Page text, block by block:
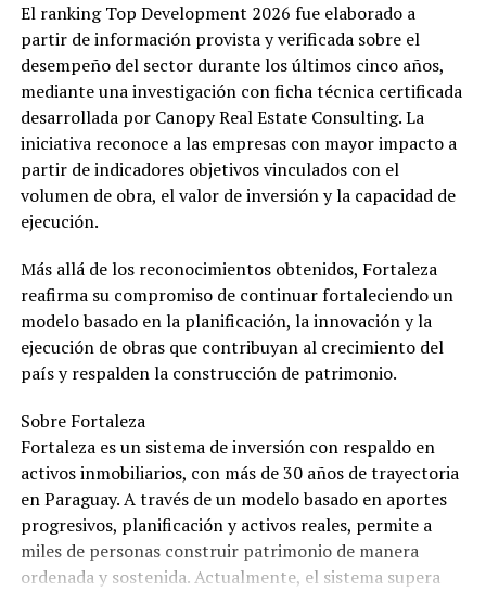
El ranking Top Development 2026 fue elaborado a
partir de información provista y verificada sobre el
desempeño del sector durante los últimos cinco años,
mediante una investigación con ficha técnica certificada
desarrollada por Canopy Real Estate Consulting. La
iniciativa reconoce a las empresas con mayor impacto a
partir de indicadores objetivos vinculados con el
volumen de obra, el valor de inversión y la capacidad de
ejecución.
Más allá de los reconocimientos obtenidos, Fortaleza
reafirma su compromiso de continuar fortaleciendo un
modelo basado en la planificación, la innovación y la
ejecución de obras que contribuyan al crecimiento del
país y respalden la construcción de patrimonio.
Sobre Fortaleza
Fortaleza es un sistema de inversión con respaldo en
activos inmobiliarios, con más de 30 años de trayectoria
en Paraguay. A través de un modelo basado en aportes
progresivos, planificación y activos reales, permite a
miles de personas construir patrimonio de manera
ordenada y sostenida. Actualmente, el sistema supera